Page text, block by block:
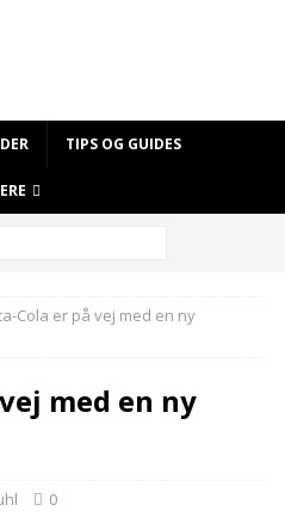
TIPS OG GUIDES
Cola er på vej med en ny
med en ny
0